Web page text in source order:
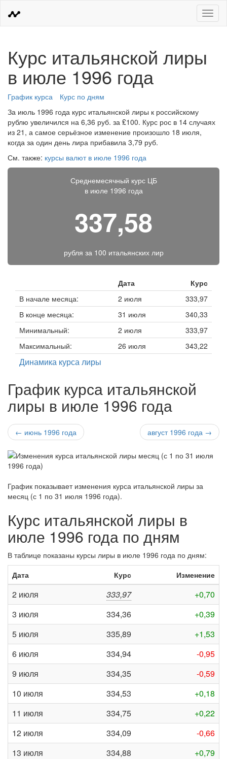
Меню
Курс итальянской лиры
в июле 1996 года
График курса
Курс по дням
За июль 1996 года курс итальянской лиры к российскому
рублю увеличился на 6,36 руб. за ₤100. Курс рос в 14 случаях
из 21, а самое серьёзное изменение произошло 18 июля,
когда за один день лира прибавила 3,79 руб.
См. также: курсы валют в июле 1996 года
Среднемесячный курс ЦБ
в июле 1996 года
337,58
рубля за 100 итальянских лир
Дата
Курс
В начале месяца:
2 июля
333,97
В конце месяца:
31 июля
340,33
Минимальный:
2 июля
333,97
Максимальный:
26 июля 343,22
Динамика курса лиры
График курса итальянской
лиры в июле 1996 года
← июнь 1996 года август 1996 года →
График показывает изменения курса итальянской лиры за
месяц (с 1 по 31 июля 1996 года).
Курс итальянской лиры в
июле 1996 года по дням
В таблице показаны курсы лиры в июле 1996 года по дням:
Дата
Курс Изменение
2 июля 333,97
+0,70
3 июля
334,36
+0,39
5 июля
335,89
+1,53
6 июля
334,94
-0,95
9 июля
334,35
-0,59
10 июля
334,53
+0,18
11 июля
334,75
+0,22
12 июля
334,09
-0,66
13 июля
334,88
+0,79